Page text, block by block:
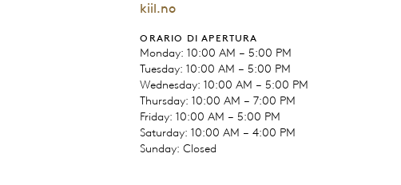
kiil.no
ORARIO DI APERTURA
Monday: 10:00 AM – 5:00 PM
Tuesday: 10:00 AM – 5:00 PM
Wednesday: 10:00 AM – 5:00 PM
Thursday: 10:00 AM – 7:00 PM
Friday: 10:00 AM – 5:00 PM
Saturday: 10:00 AM – 4:00 PM
Sunday: Closed